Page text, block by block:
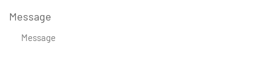
Message